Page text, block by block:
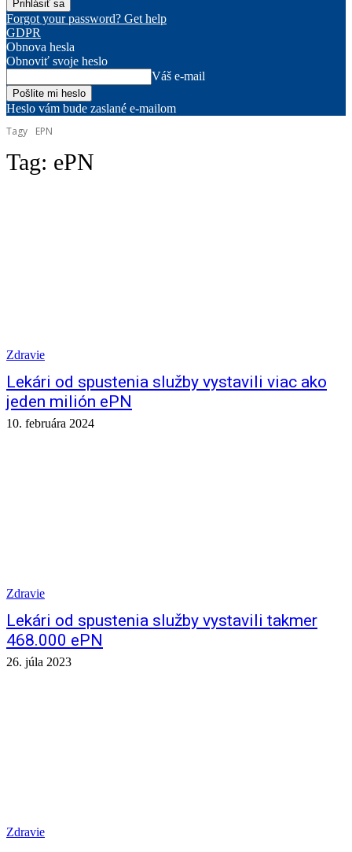
Forgot your password? Get help
GDPR
Obnova hesla
Obnoviť svoje heslo
Váš e-mail
Heslo vám bude zaslané e-mailom
Tagy
EPN
Tag: ePN
Zdravie
Lekári od spustenia služby vystavili viac ako
jeden milión ePN
10. februára 2024
Zdravie
Lekári od spustenia služby vystavili takmer
468.000 ePN
26. júla 2023
Zdravie